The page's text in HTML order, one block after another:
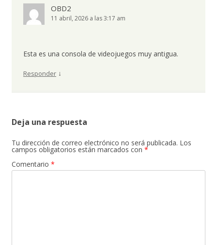
OBD2
11 abril, 2026 a las 3:17 am
Esta es una consola de videojuegos muy antigua.
Responder ↓
Deja una respuesta
Tu dirección de correo electrónico no será publicada. Los
campos obligatorios están marcados con *
Comentario *